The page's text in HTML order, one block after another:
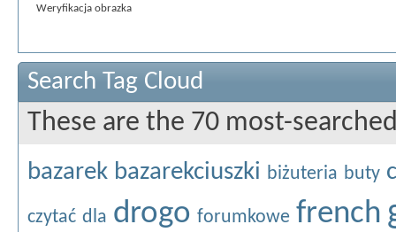
Weryfikacja obrazka
Search Tag Cloud
These are the 70 most-
bazarek bazarekciuszki biżuteria buty
czytać dla drogo forumkowe french